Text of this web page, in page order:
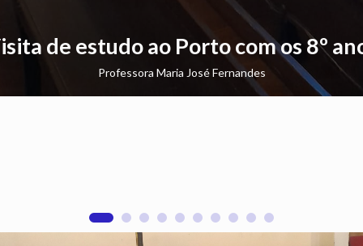
de estudo ao Porto com os 8º
Professora Maria José Fernandes